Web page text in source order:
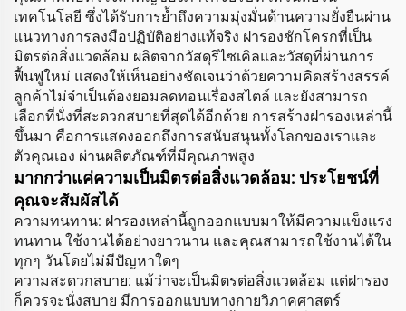
เทคโนโลยี ซึ่งได้รับการย้ำถึงความมุ่งมั่นด้านความยั่งยืนผ่าน
แนวทางการลงมือปฏิบัติอย่างแท้จริง ฝารองชักโครกที่เป็น
มิตรต่อสิ่งแวดล้อม ผลิตจากวัสดุรีไซเคิลและวัสดุที่ผ่านการ
ฟื้นฟูใหม่ แสดงให้เห็นอย่างชัดเจนว่าด้วยความคิดสร้างสรรค์
ลูกค้าไม่จำเป็นต้องยอมลดทอนเรื่องสไตล์ และยังสามารถ
เลือกที่นั่งที่สะดวกสบายที่สุดได้อีกด้วย การสร้างฝารองเหล่านี้
ขึ้นมา คือการแสดงออกถึงการสนับสนุนทั้งโลกของเราและ
ตัวคุณเอง ผ่านผลิตภัณฑ์ที่มีคุณภาพสูง
มากกว่าแค่ความเป็นมิตรต่อสิ่งแวดล้อม: ประโยชน์ที่
คุณจะสัมผัสได้
ความทนทาน: ฝารองเหล่านี้ถูกออกแบบมาให้มีความแข็งแรง
ทนทาน ใช้งานได้อย่างยาวนาน และคุณสามารถใช้งานได้ใน
ทุกๆ วันโดยไม่มีปัญหาใดๆ
ความสะดวกสบาย: แม้ว่าจะเป็นมิตรต่อสิ่งแวดล้อม แต่ฝารอง
ก็ควรจะนั่งสบาย มีการออกแบบทางกายวิภาคศาสตร์